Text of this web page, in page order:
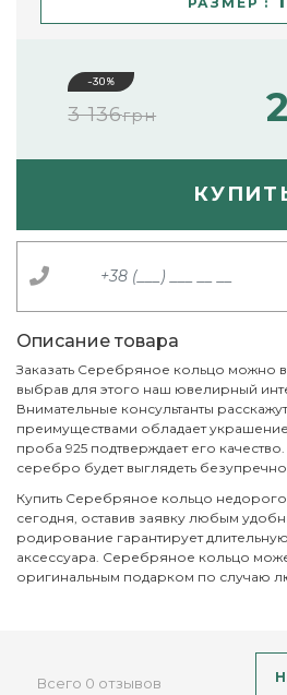
-30%
3 136грн
Описание товара
Заказать Серебряное кольцо можно
выбрав для этого наш ювелирный
Внимательные консультанты
преимуществами обладает
проба 925 подтверждает его
серебро будет выглядеть
Купить Серебряное кольцо
сегодня, оставив заявку любым
родирование гарантирует
аксессуара. Серебряное кольцо
оригинальным подарком по случаю
Всего 0 отзывов